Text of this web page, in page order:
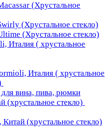
(Хрустальное
(Хрустальное стекло)
(Хрустальное стекло)
Италия ( хрустальное
Италия ( хрустальное
вина, пива, рюмки
(хрустальное стекло)
(хрустальное стекло)